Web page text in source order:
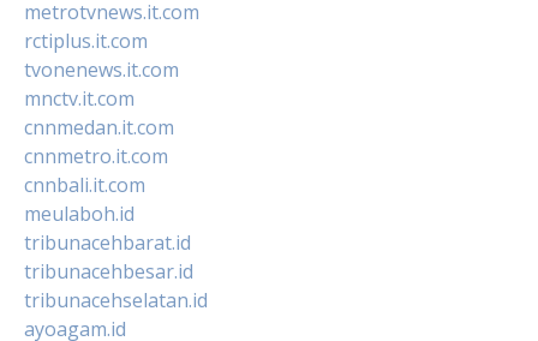
metrotvnews.it.com
rctiplus.it.com
tvonenews.it.com
mnctv.it.com
cnnmedan.it.com
cnnmetro.it.com
cnnbali.it.com
meulaboh.id
tribunacehbarat.id
tribunacehbesar.id
tribunacehselatan.id
ayoagam.id